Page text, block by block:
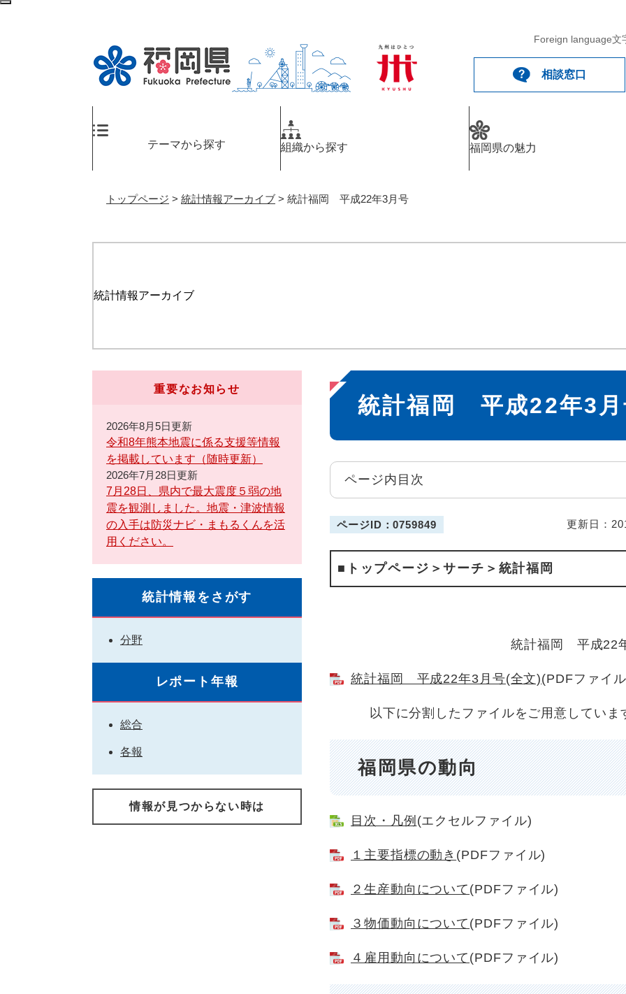
ペ
メ
Foreign language文
相談窓口
テーマから探す 組織から探す 福岡県の魅力
トップページ > 統計情報アーカイブ > 統計福岡 平成22年3月号
統計情報アーカイブ
本
文
統計福岡 平成22年3月
ページ内目次
ページID：0759849 更新日：
■トップページ＞サーチ＞統計福岡
統計福岡 平成22
統計福岡 平成22年3月号(全文)(PDFファイ
以下に分割したファイルをご用意していま
福岡県の動向
目次・凡例 (エクセルファイル)
１主要指標の動き (PDFファイル)
２生産動向について (PDFファイル)
３物価動向について (PDFファイル)
４雇用動向について (PDFファイル)
重要なお知らせ
2026年8月5日更新
令和8年熊本地震に係る支援等情報
を掲載しています（随時更新）
2026年7月28日更新
7月28日、県内で最大震度５弱の地
震を観測しました。地震・津波情報
の入手は防災ナビ・まもるくんを活
用ください。
統計情報をさがす
分野
レポート年報
総合
各報
情報が見つからない時は